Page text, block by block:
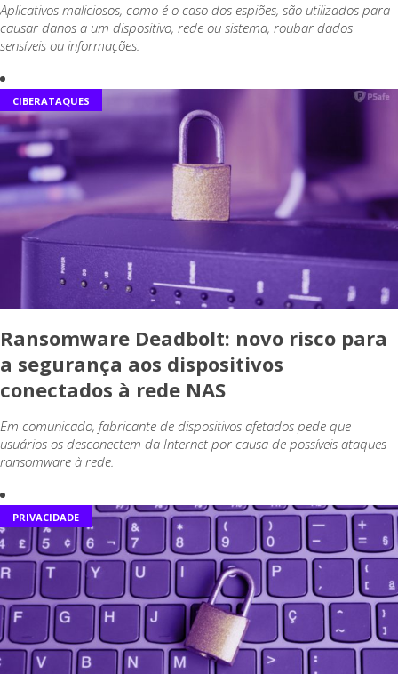
Aplicativos maliciosos, como é o caso dos espiões, são utilizados para
causar danos a um dispositivo, rede ou sistema, roubar dados
sensíveis ou informações.
CIBERATAQUES
Ransomware Deadbolt: novo risco para
a segurança aos dispositivos
conectados à rede NAS
Em comunicado, fabricante de dispositivos afetados pede que
usuários os desconectem da Internet por causa de possíveis ataques
ransomware à rede.
PRIVACIDADE